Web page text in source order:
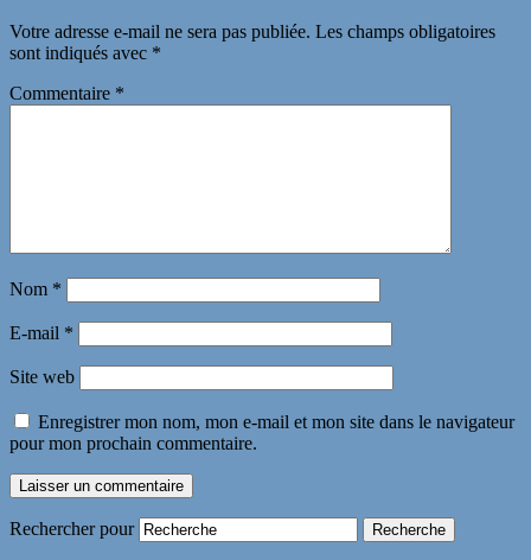
Votre adresse e-mail ne sera pas publiée. Les champs obligatoires
sont indiqués avec *
Commentaire *
Nom *
E-mail *
Site web
Enregistrer mon nom, mon e-mail et mon site dans le navigateur
pour mon prochain commentaire.
Rechercher pour